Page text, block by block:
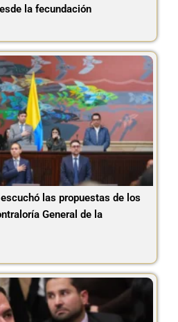
la fecundación
las propuestas de los
General de la